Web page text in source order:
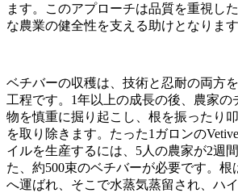
ます。このアプローチは品質を重視し
な農業の健全性を支える助けとなります
ベチバーの収穫は、技術と忍耐の両方
工程です。1年以上の成長の後、農家の
物を慎重に掘り起こし、根を振ったり
を取り除きます。たった1ガロンの
イルを生産するには、5人の農家が2週
た、約500束のベチバーが必要です。根
へ運ばれ、そこで水蒸気蒸留され、ハ